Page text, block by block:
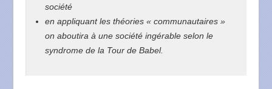
société
en appliquant les théories « communautaires »
on aboutira à une société ingérable selon le
syndrome de la Tour de Babel.